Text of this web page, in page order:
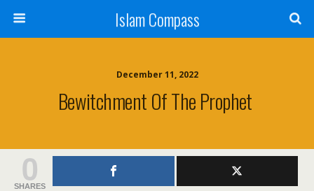
Islam Compass
December 11, 2022
Bewitchment Of The Prophet
0
SHARES